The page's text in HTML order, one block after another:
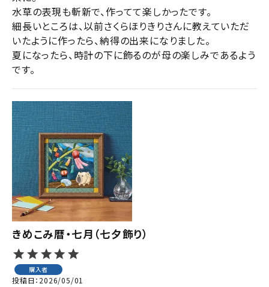
水草の表現も斬新で、作ってて楽しかったです。
細長いところは、以前さくらほりきりさんに教えていただ
いたように作ったら、納得の出来になりました。
夏になったら、時計の下に飾るのが母の楽しみであるよう
です。
きめこみ暦・七月（七夕飾り）
購入者
投稿日 2026/05/01